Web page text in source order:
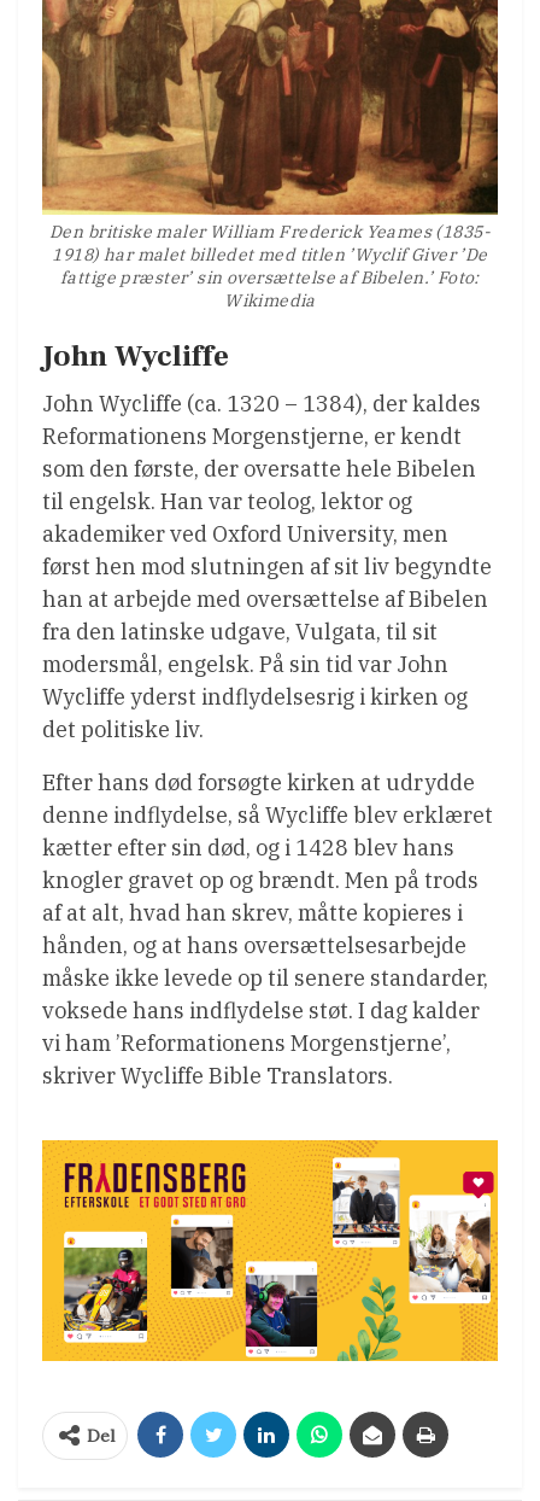
Den britiske maler William Frederick Yeames (1835-
1918) har malet billedet med titlen ’Wyclif Giver ’De
fattige præster’ sin oversættelse af Bibelen.’ Foto:
Wikimedia
John Wycliffe
John Wycliffe (ca. 1320 – 1384), der kaldes
Reformationens Morgenstjerne, er kendt
som den første, der oversatte hele Bibelen
til engelsk. Han var teolog, lektor og
akademiker ved Oxford University, men
først hen mod slutningen af ​​sit liv begyndte
han at arbejde med oversættelse af Bibelen
fra den latinske udgave, Vulgata, til sit
modersmål, engelsk. På sin tid var John
Wycliffe yderst indflydelsesrig i kirken og
det politiske liv.
Efter hans død forsøgte kirken at udrydde
denne indflydelse, så Wycliffe blev erklæret
kætter efter sin død, og i 1428 blev hans
knogler gravet op og brændt. Men på trods
af at alt, hvad han skrev, måtte kopieres i
hånden, og at hans oversættelsesarbejde
måske ikke levede op til senere standarder,
voksede hans indflydelse støt. I dag kalder
vi ham ’Reformationens Morgenstjerne’,
skriver Wycliffe Bible Translators.
Del